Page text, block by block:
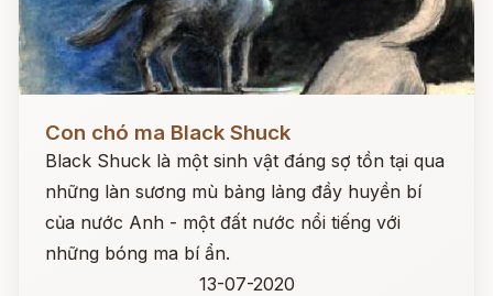
Con chó ma Black Shuck
Black Shuck là một sinh vật đáng sợ tồn tại qua
những làn sương mù bảng lảng đầy huyền bí
của nước Anh - một đất nước nổi tiếng với
những bóng ma bí ẩn.
13-07-2020